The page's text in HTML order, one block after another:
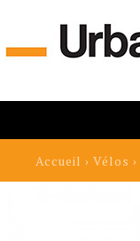
Accueil › Vélos ›